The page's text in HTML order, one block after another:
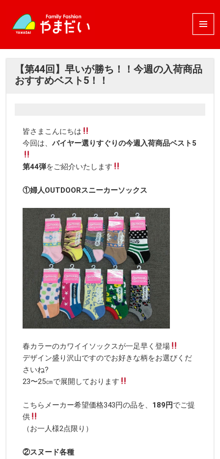
メニュ
ーとウ
ット
【第44回】早いが勝ち！！今週の入荷商品
おすすめベスト5！！
皆さまこんにちは
今回は、 バイヤー選りすぐりの今週入荷商品ベスト5
第44弾をご紹介いたします
①婦人OUTDOORスニーカーソックス
春カラーのカワイイソックスが一足早く登場
デザイン盛り沢山ですのでお好きな柄をお選びくだ
さいね?
23〜25㎝で展開しております
こちらメーカー希望価格343円の品を、 189 円でご提
供
（お一人様2点限り）
②スヌード各種